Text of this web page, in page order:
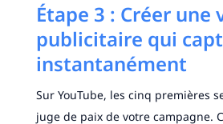
Étape 3 : Créer une
publicitaire qui
instantanément
Sur YouTube, les cinq premières
juge de paix de votre campagne.